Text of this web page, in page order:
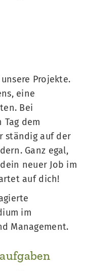
Projekte.
eine
Bei
dem
ständig auf der
Ganz egal,
neuer Job im
auf dich!
im
Management.